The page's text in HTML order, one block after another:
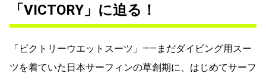
「VICTORY」に迫る！
「ビクトリーウエットスーツ」――まだダイビング用スー
ツを着ていた日本サーフィンの草創期に、はじめてサーフ